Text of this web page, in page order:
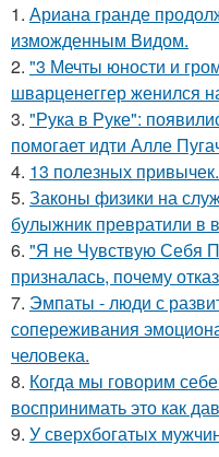
1. Ариана гранде
изможденным Видом.
2. "3 Мечты юности и
шварценеггер женился
3. "Рука в Руке":
помогает идти Алле
4. 13 полезных привычек.
5. Законы физики на
булыжник превратили в
6. "Я не Чувствую Себя
призналась, почему
7. Эмпаты - люди с
сопереживания
человека.
8. Когда мы говорим
воспринимать это как
9. У сверхбогатых